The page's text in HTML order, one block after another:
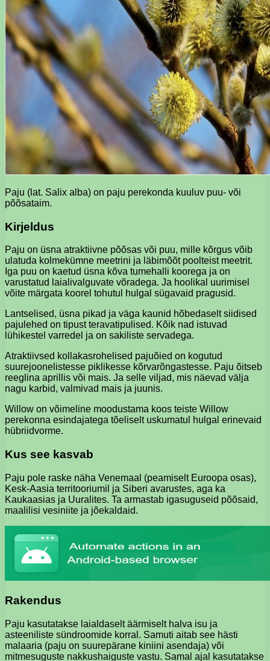
Paju (lat. Salix alba) on paju perekonda kuuluv puu- või
põõsataim.
Kirjeldus
Paju on üsna atraktiivne põõsas või puu, mille kõrgus võib
ulatuda kolmekümne meetrini ja läbimõõt poolteist meetrit.
Iga puu on kaetud üsna kõva tumehalli koorega ja on
varustatud laialivalguvate võradega. Ja hoolikal uurimisel
võite märgata koorel tohutul hulgal sügavaid pragusid.
Lantselised, üsna pikad ja väga kaunid hõbedaselt siidised
pajulehed on tipust teravatipulised. Kõik nad istuvad
lühikestel varredel ja on sakiliste servadega.
Atraktiivsed kollakasrohelised pajuõied on kogutud
suurejoonelistesse piklikesse kõrvarõngastesse. Paju õitseb
reeglina aprillis või mais. Ja selle viljad, mis näevad välja
nagu karbid, valmivad mais ja juunis.
Willow on võimeline moodustama koos teiste Willow
perekonna esindajatega tõeliselt uskumatul hulgal erinevaid
hübriidvorme.
Kus see kasvab
Paju pole raske näha Venemaal (peamiselt Euroopa osas),
Kesk-Aasia territooriumil ja Siberi avarustes, aga ka
Kaukaasias ja Uuralites. Ta armastab igasuguseid põõsaid,
maalilisi vesiniite ja jõekaldaid.
Rakendus
Paju kasutatakse laialdaselt äärmiselt halva isu ja
asteeniliste sündroomide korral. Samuti aitab see hästi
malaaria (paju on suurepärane kiniini asendaja) või
mitmesuguste nakkushaiguste vastu. Samal ajal kasutatakse